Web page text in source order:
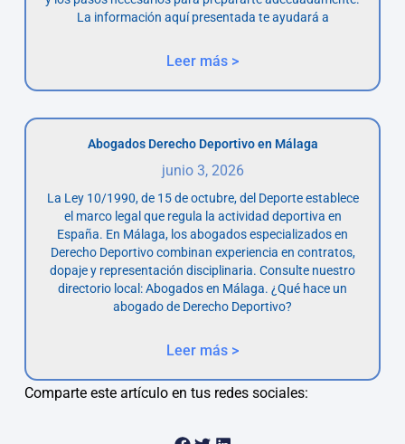
La información aquí presentada te ayudará a
Leer más >
Abogados Derecho Deportivo en Málaga
junio 3, 2026
La Ley 10/1990, de 15 de octubre, del Deporte establece
el marco legal que regula la actividad deportiva en
España. En Málaga, los abogados especializados en
Derecho Deportivo combinan experiencia en contratos,
dopaje y representación disciplinaria. Consulte nuestro
directorio local: Abogados en Málaga. ¿Qué hace un
abogado de Derecho Deportivo?
Leer más >
Comparte este artículo en tus redes sociales: